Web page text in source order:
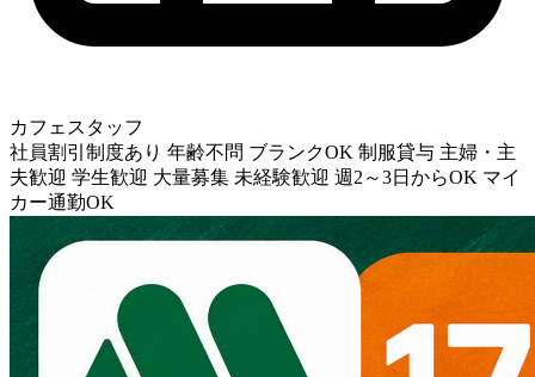
カフェスタッフ
社員割引制度あり 年齢不問 ブランクOK 制服貸与 主婦・主
夫歓迎 学生歓迎 大量募集 未経験歓迎 週2～3日からOK マイ
カー通勤OK